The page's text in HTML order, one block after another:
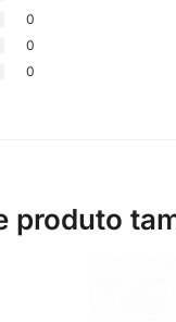
0
0
0
produto